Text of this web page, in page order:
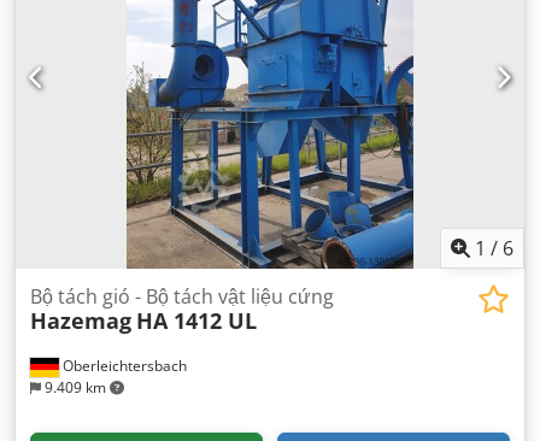
1 / 6
Oberleichtersbach
9.409 km
Bộ tách gió - Bộ tách vật liệu cứng
Hazemag HA 1412 UL